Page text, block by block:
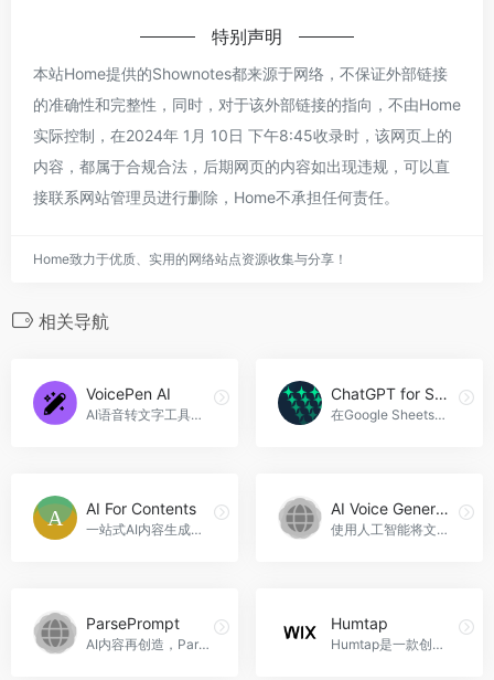
特别声明
本站Home提供的Shownotes都来源于网络，不保证外部链接
的准确性和完整性，同时，对于该外部链接的指向，不由Home
实际控制，在2024年 1月 10日 下午8:45收录时，该网页上的
内容，都属于合规合法，后期网页的内容如出现违规，可以直
接联系网站管理员进行删除，Home不承担任何责任。
Home致力于优质、实用的网络站点资源收集与分享！
相关导航
VoicePen AI
AI语音转文字工具，VoicePen AI官网入口网址
ChatGPT for Sheets and Docs
在Google Sheets、Docs和Excel中使用ChatGPT，ChatGPT for Sheets and Docs官网入口网址
AI For Contents
一站式AI内容生成工具，AI For Contents官网入口网址
AI Voice Generator Bot
使用人工智能将文本转换为音频，AI Voice Generator Bot官网入口网址
ParsePrompt
AI内容再创造，ParsePrompt官网入口网址
Humtap
Humtap是一款创新的音乐创作工具，通过丰富的音乐创作功能和智能和声引擎，帮助用户轻松创作出属于自己的音乐作品。无论你是音乐制作新手还是专业音乐人，Humtap都能满足你的需求，Humtap官网入口网址